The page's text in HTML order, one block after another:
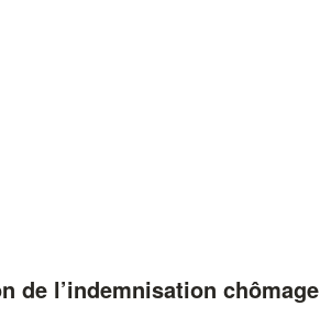
de l’indemnisation chômage